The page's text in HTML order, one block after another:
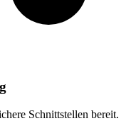
Schnittstellen bereit.